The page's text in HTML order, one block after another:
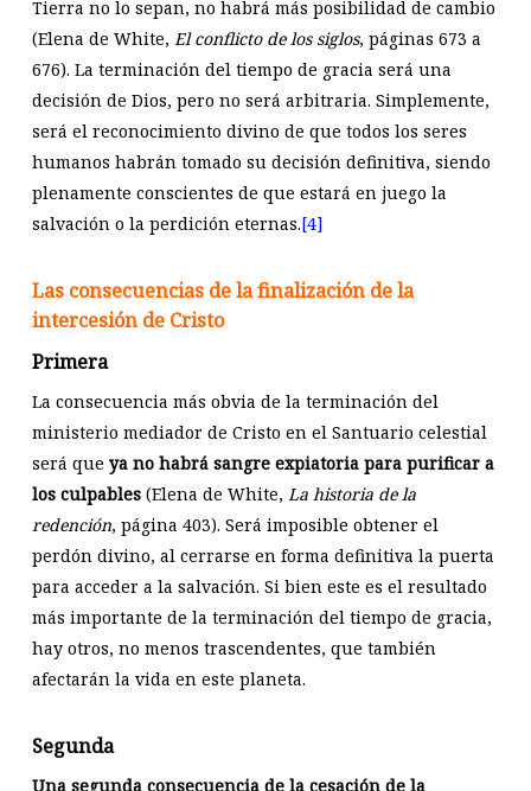
Tierra no lo sepan, no habrá más posibilidad de cambio
(Elena de White, El conflicto de los siglos, páginas 673 a
676). La terminación del tiempo de gracia será una
decisión de Dios, pero no será arbitraria. Simplemente,
será el reconocimiento divino de que todos los seres
humanos habrán tomado su decisión definitiva, siendo
plenamente conscientes de que estará en juego la
salvación o la perdición eternas.[4]
Las consecuencias de la finalización de la
intercesión de Cristo
Primera
La consecuencia más obvia de la terminación del
ministerio mediador de Cristo en el Santuario celestial
será que ya no habrá sangre expiatoria para purificar a
los culpables(Elena de White, La historia de la
redención, página 403). Será imposible obtener el
perdón divino, al cerrarse en forma definitiva la puerta
para acceder a la salvación. Si bien este es el resultado
más importante de la terminación del tiempo de gracia,
hay otros, no menos trascendentes, que también
afectarán la vida en este planeta.
Segunda
Una segunda consecuencia de la cesación de la